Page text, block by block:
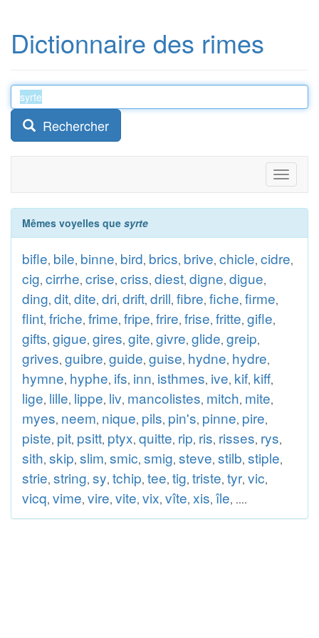
Dictionnaire des rimes
Rechercher
Toggle
Mêmes voyelles que syrte
bifle, bile, binne, bird, brics, brive, chicle, cidre,
cig, cirrhe, crise, criss, diest, digne, digue,
ding, dit, dite, dri, drift, drill, fibre, fiche, firme,
flint, friche, frime, fripe, frire, frise, fritte, gifle,
gifts, gigue, gires, gite, givre, glide, greip,
grives, guibre, guide, guise, hydne, hydre,
hymne, hyphe, ifs, inn, isthmes, ive, kif, kiff,
lige, lille, lippe, liv, mancolistes, mitch, mite,
myes, neem, nique, pils, pin's, pinne, pire,
piste, pit, psitt, ptyx, quitte, rip, ris, risses, rys,
sith, skip, slim, smic, smig, steve, stilb, stiple,
strie, string, sy, tchip, tee, tig, triste, tyr, vic,
vicq, vime, vire, vite, vix, vîte, xis, île, ....